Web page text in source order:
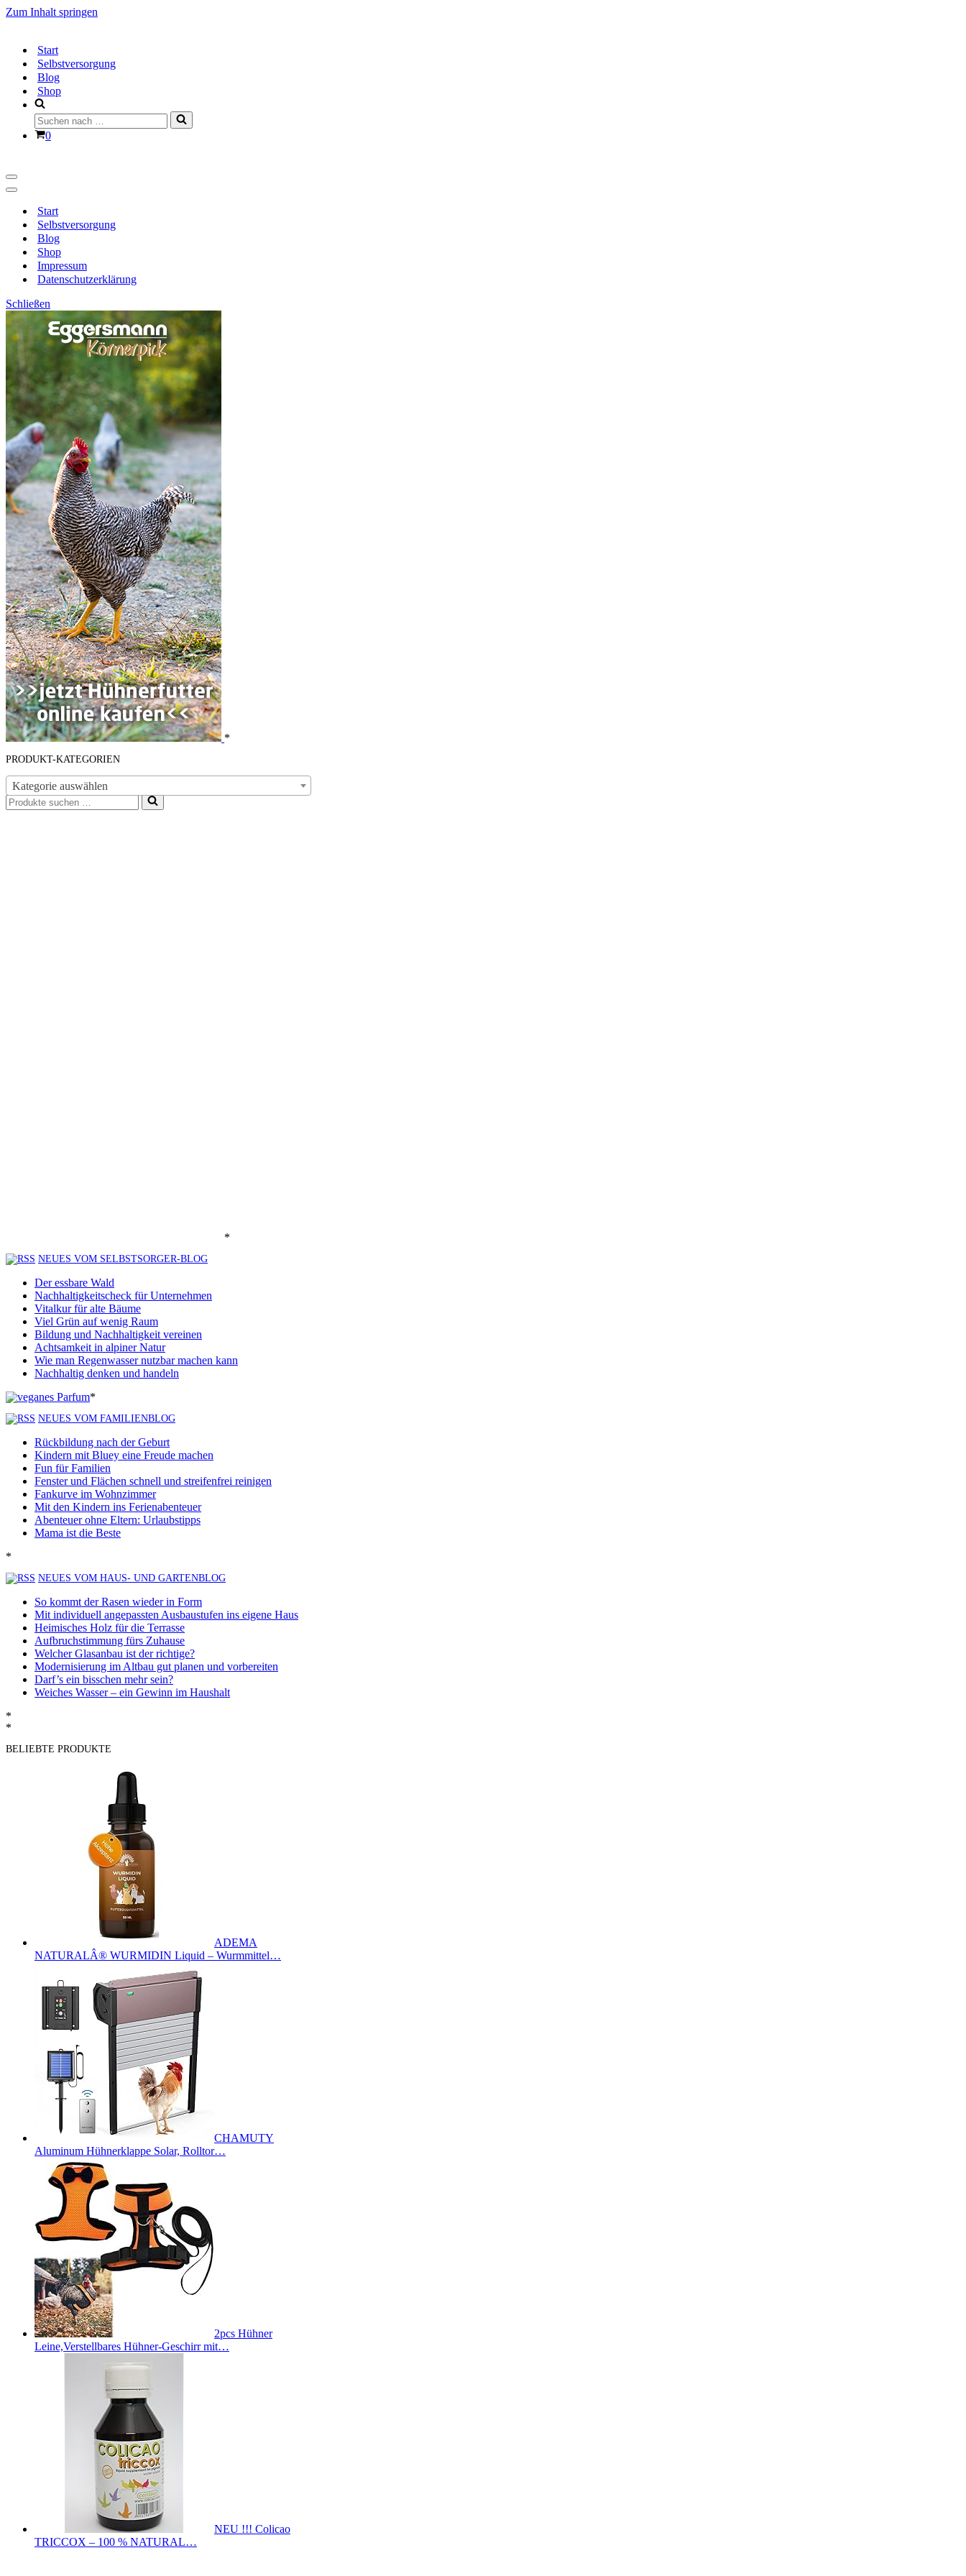
Zum Inhalt springen
Start
Selbstversorgung
Blog
Shop
Suchen
nach …
Warenkorb
0
Navigationsmenü
Navigationsmenü
Start
Selbstversorgung
Blog
Shop
Impressum
Datenschutzerklärung
Schließen
*
PRODUKT-KATEGORIEN
Kategorie auswählen
Suchen
nach …
*
NEUES VOM SELBSTSORGER-BLOG
Der essbare Wald
Nachhaltigkeitscheck für Unternehmen
Vitalkur für alte Bäume
Viel Grün auf wenig Raum
Bildung und Nachhaltigkeit vereinen
Achtsamkeit in alpiner Natur
Wie man Regenwasser nutzbar machen kann
Nachhaltig denken und handeln
*
NEUES VOM FAMILIENBLOG
Rückbildung nach der Geburt
Kindern mit Bluey eine Freude machen
Fun für Familien
Fenster und Flächen schnell und streifenfrei reinigen
Fankurve im Wohnzimmer
Mit den Kindern ins Ferienabenteuer
Abenteuer ohne Eltern: Urlaubstipps
Mama ist die Beste
*
NEUES VOM HAUS- UND GARTENBLOG
So kommt der Rasen wieder in Form
Mit individuell angepassten Ausbaustufen ins eigene Haus
Heimisches Holz für die Terrasse
Aufbruchstimmung fürs Zuhause
Welcher Glasanbau ist der richtige?
Modernisierung im Altbau gut planen und vorbereiten
Darf’s ein bisschen mehr sein?
Weiches Wasser – ein Gewinn im Haushalt
*
*
BELIEBTE PRODUKTE
ADEMA
NATURALÂ® WURMIDIN Liquid – Wurmmittel…
CHAMUTY
Aluminum Hühnerklappe Solar, Rolltor…
2pcs Hühner
Leine,Verstellbares Hühner-Geschirr mit…
NEU !!! Colicao
TRICCOX – 100 % NATURAL…